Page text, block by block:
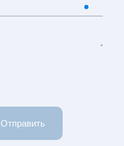
Отправить